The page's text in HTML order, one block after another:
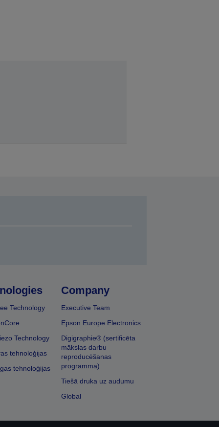
Technology
Technology
tehnoloģijas
tehnoloģijas
Company
Executive Team
Epson Europe Electronics
Digigraphie® (sertificēta
mākslas darbu
reproducēšanas
programma)
Tiešā druka uz audumu
Global